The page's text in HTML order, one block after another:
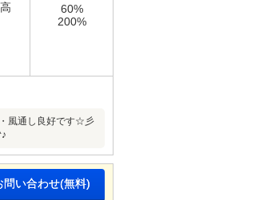
60%
200%
風通し良好です☆彡
問い合わせ(無料)